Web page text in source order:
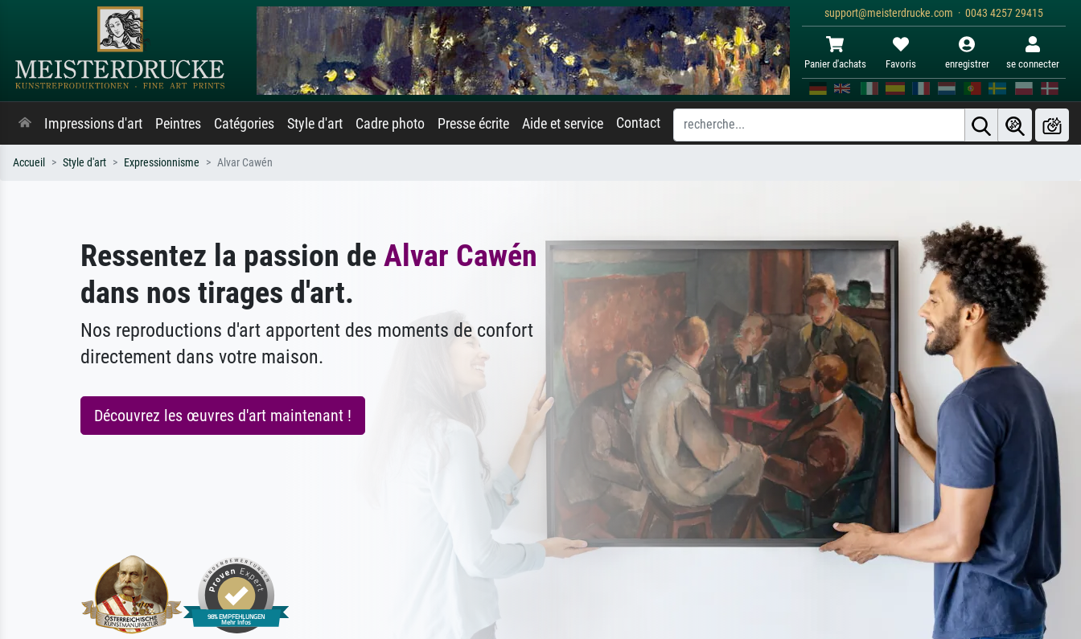
support@meisterdrucke.com · 0043 4257 29415
Panier d'achats Favoris enregistrer se connecter
Impressions d'art Peintres Catégories Style d'art Cadre photo Presse écrite Aide et service Contact
Accueil Style d'art Expressionnisme Alvar Cawén
Ressentez la passion de Alvar Cawén
dans nos tirages d'art.
Nos reproductions d'art apportent des moments de confort
directement dans votre maison.
Découvrez les œuvres d'art maintenant !